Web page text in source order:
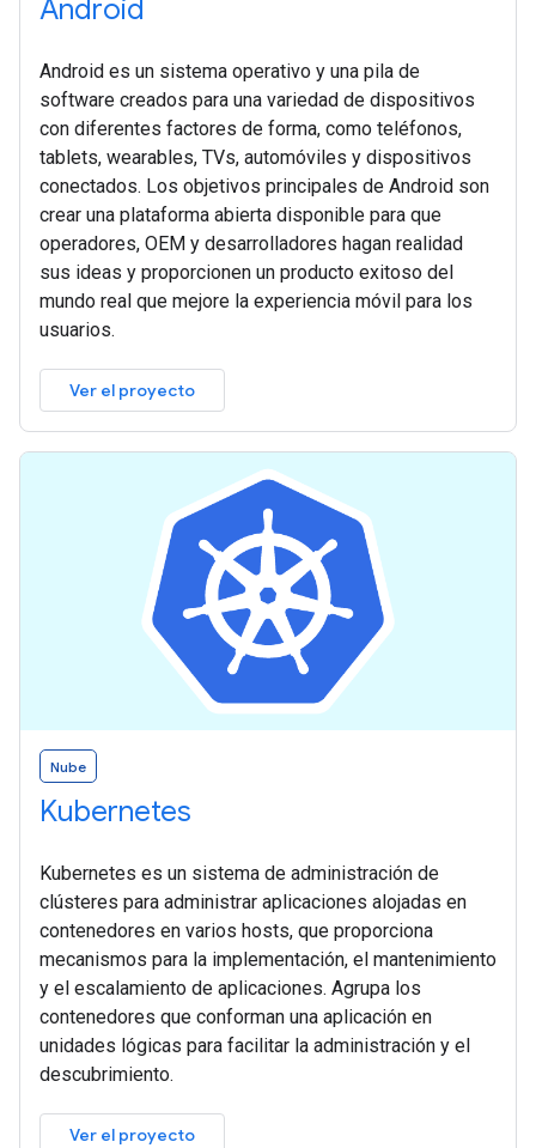
Android
Android es un sistema operativo y una pila de
software creados para una variedad de dispositivos
con diferentes factores de forma, como teléfonos,
tablets, wearables, TVs, automóviles y dispositivos
conectados. Los objetivos principales de Android son
crear una plataforma abierta disponible para que
operadores, OEM y desarrolladores hagan realidad
sus ideas y proporcionen un producto exitoso del
mundo real que mejore la experiencia móvil para los
usuarios.
Ver el proyecto
Nube
Kubernetes
Kubernetes es un sistema de administración de
clústeres para administrar aplicaciones alojadas en
contenedores en varios hosts, que proporciona
mecanismos para la implementación, el mantenimiento
y el escalamiento de aplicaciones. Agrupa los
contenedores que conforman una aplicación en
unidades lógicas para facilitar la administración y el
descubrimiento.
Ver el proyecto